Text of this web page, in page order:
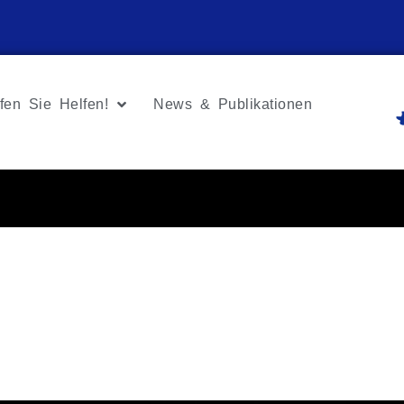
Sie Helfen! News & Publikationen